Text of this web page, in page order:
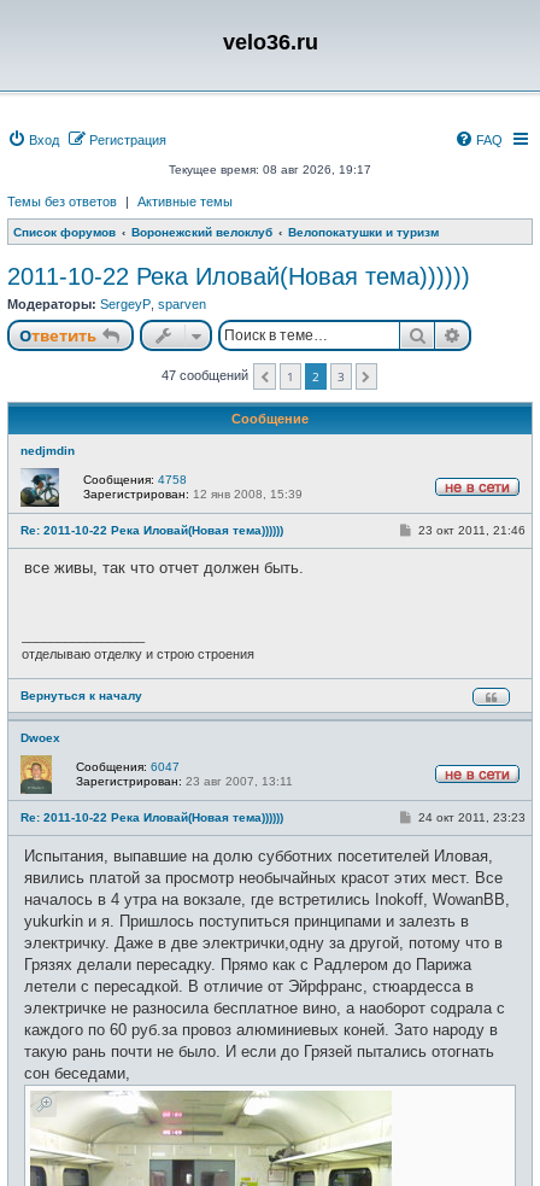
velo36.ru
Вход Регистрация FAQ
Текущее время: 08 авг 2026, 19:17
Темы без ответов | Активные темы
Список форумов Воронежский велоклуб Велопокатушки и туризм
2011-10-22 Река Иловай(Новая тема))))))
Модераторы: SergeyP sparven
Ответить Поиск
47 сообщений Пред.
1 2 3
Сообщение
nedjmdin
е
в
с
Сообщения: 4758
Зарегистрирован: 12 янв 2008, 15:39
Re: 2011-10-22 Река Иловай(Новая тема))))))
С23 окт 2011, 21:46
все живы, так что отчет должен быть.
отделываю отделку и строю строения
Вернуться к началу
Dwoex
в
с
Сообщения: 6047
Зарегистрирован: 23 авг 2007, 13:11
Re: 2011-10-22 Река Иловай(Новая тема))))))
С
б
щ
н
и
24 окт 2011, 23:23
Испытания, выпавшие на долю субботних посетителей Иловая,
явились платой за просмотр необычайных красот этих мест. Все
началось в 4 утра на вокзале, где встретились Inokoff, WowanBB,
yukurkin и я. Пришлось поступиться принципами и залезть в
электричку. Даже в две электрички,одну за другой, потому что в
Грязях делали пересадку. Прямо как с Радлером до Парижа
летели с пересадкой. В отличие от Эйрфранс, стюардесса в
электричке не разносила бесплатное вино, а наоборот содрала с
каждого по 60 руб.за провоз алюминиевых коней. Зато народу в
такую рань почти не было. И если до Грязей пытались отогнать
сон беседами,